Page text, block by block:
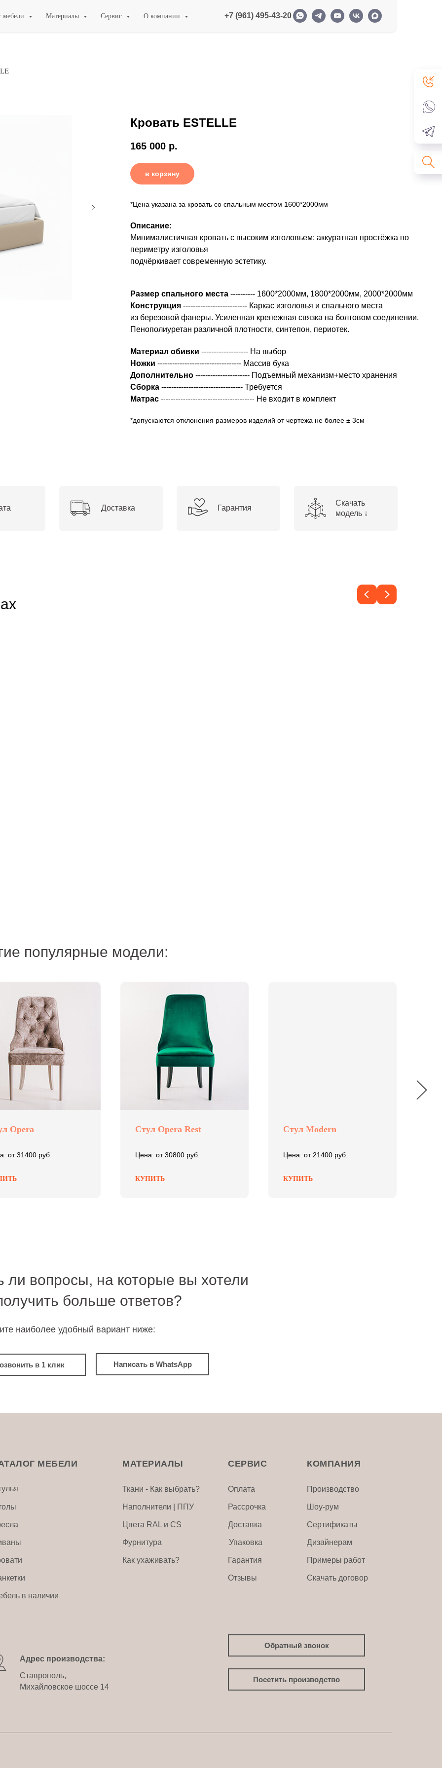
мебели Материалы Сервис О компании +7 (961) 495-43-20
Кровать ESTELLE
165 000 р.
в корзину
*Цена указана за кровать со спальным местом 1600*2000мм
Описание:
Минималистичная кровать с высоким изголовьем; аккуратная простёжка по
периметру изголовья
подчёркивает современную эстетику.
Размер спального места ---------- 1600*2000мм, 1800*2000мм, 2000*2000мм
Конструкция -------------------------- Каркас изголовья и спального места
из березовой фанеры. Усиленная крепежная связка на болтовом соединении.
Пенополиуретан различной плотности, синтепон, периотек.
Материал обивки ------------------- На выбор
Ножки ---------------------------------- Массив бука
Дополнительно ---------------------- Подъемный механизм+место хранения
Сборка --------------------------------- Требуется
Матрас -------------------------------------- Не входит в комплект
*допускаются отклонения размеров изделий от чертежа не более ± 3см
Гарантия
Скачать
модель ↓
Доставка
популярные модели:
Opera
от 31400 руб.
Стул Opera Rest
Цена: от 30800 руб.
КУПИТЬ
Стул Modern
Цена: от 21400 руб.
КУПИТЬ
ли вопросы, на которые вы хотели
больше ответов?
наиболее удобный вариант ниже:
Написать в WhatsApp
в 1 клик
Посетить производство
Обратный звонок
Примеры работ
Сертификаты
Дизайнерам
Производство
Скачать договор
КОМПАНИЯ
Оплата
Упаковка
СЕРВИС
Гарантия
Ткани - Как выбрать?
Отзывы
Наполнители | ППУ
Доставка
Цвета RAL и CS
Фурнитура
Как ухаживать?
МАТЕРИАЛЫ
в наличии
МЕБЕЛИ
Ставрополь,
Михайловское шоссе 14
Адрес производства:
Шоу-рум
Рассрочка